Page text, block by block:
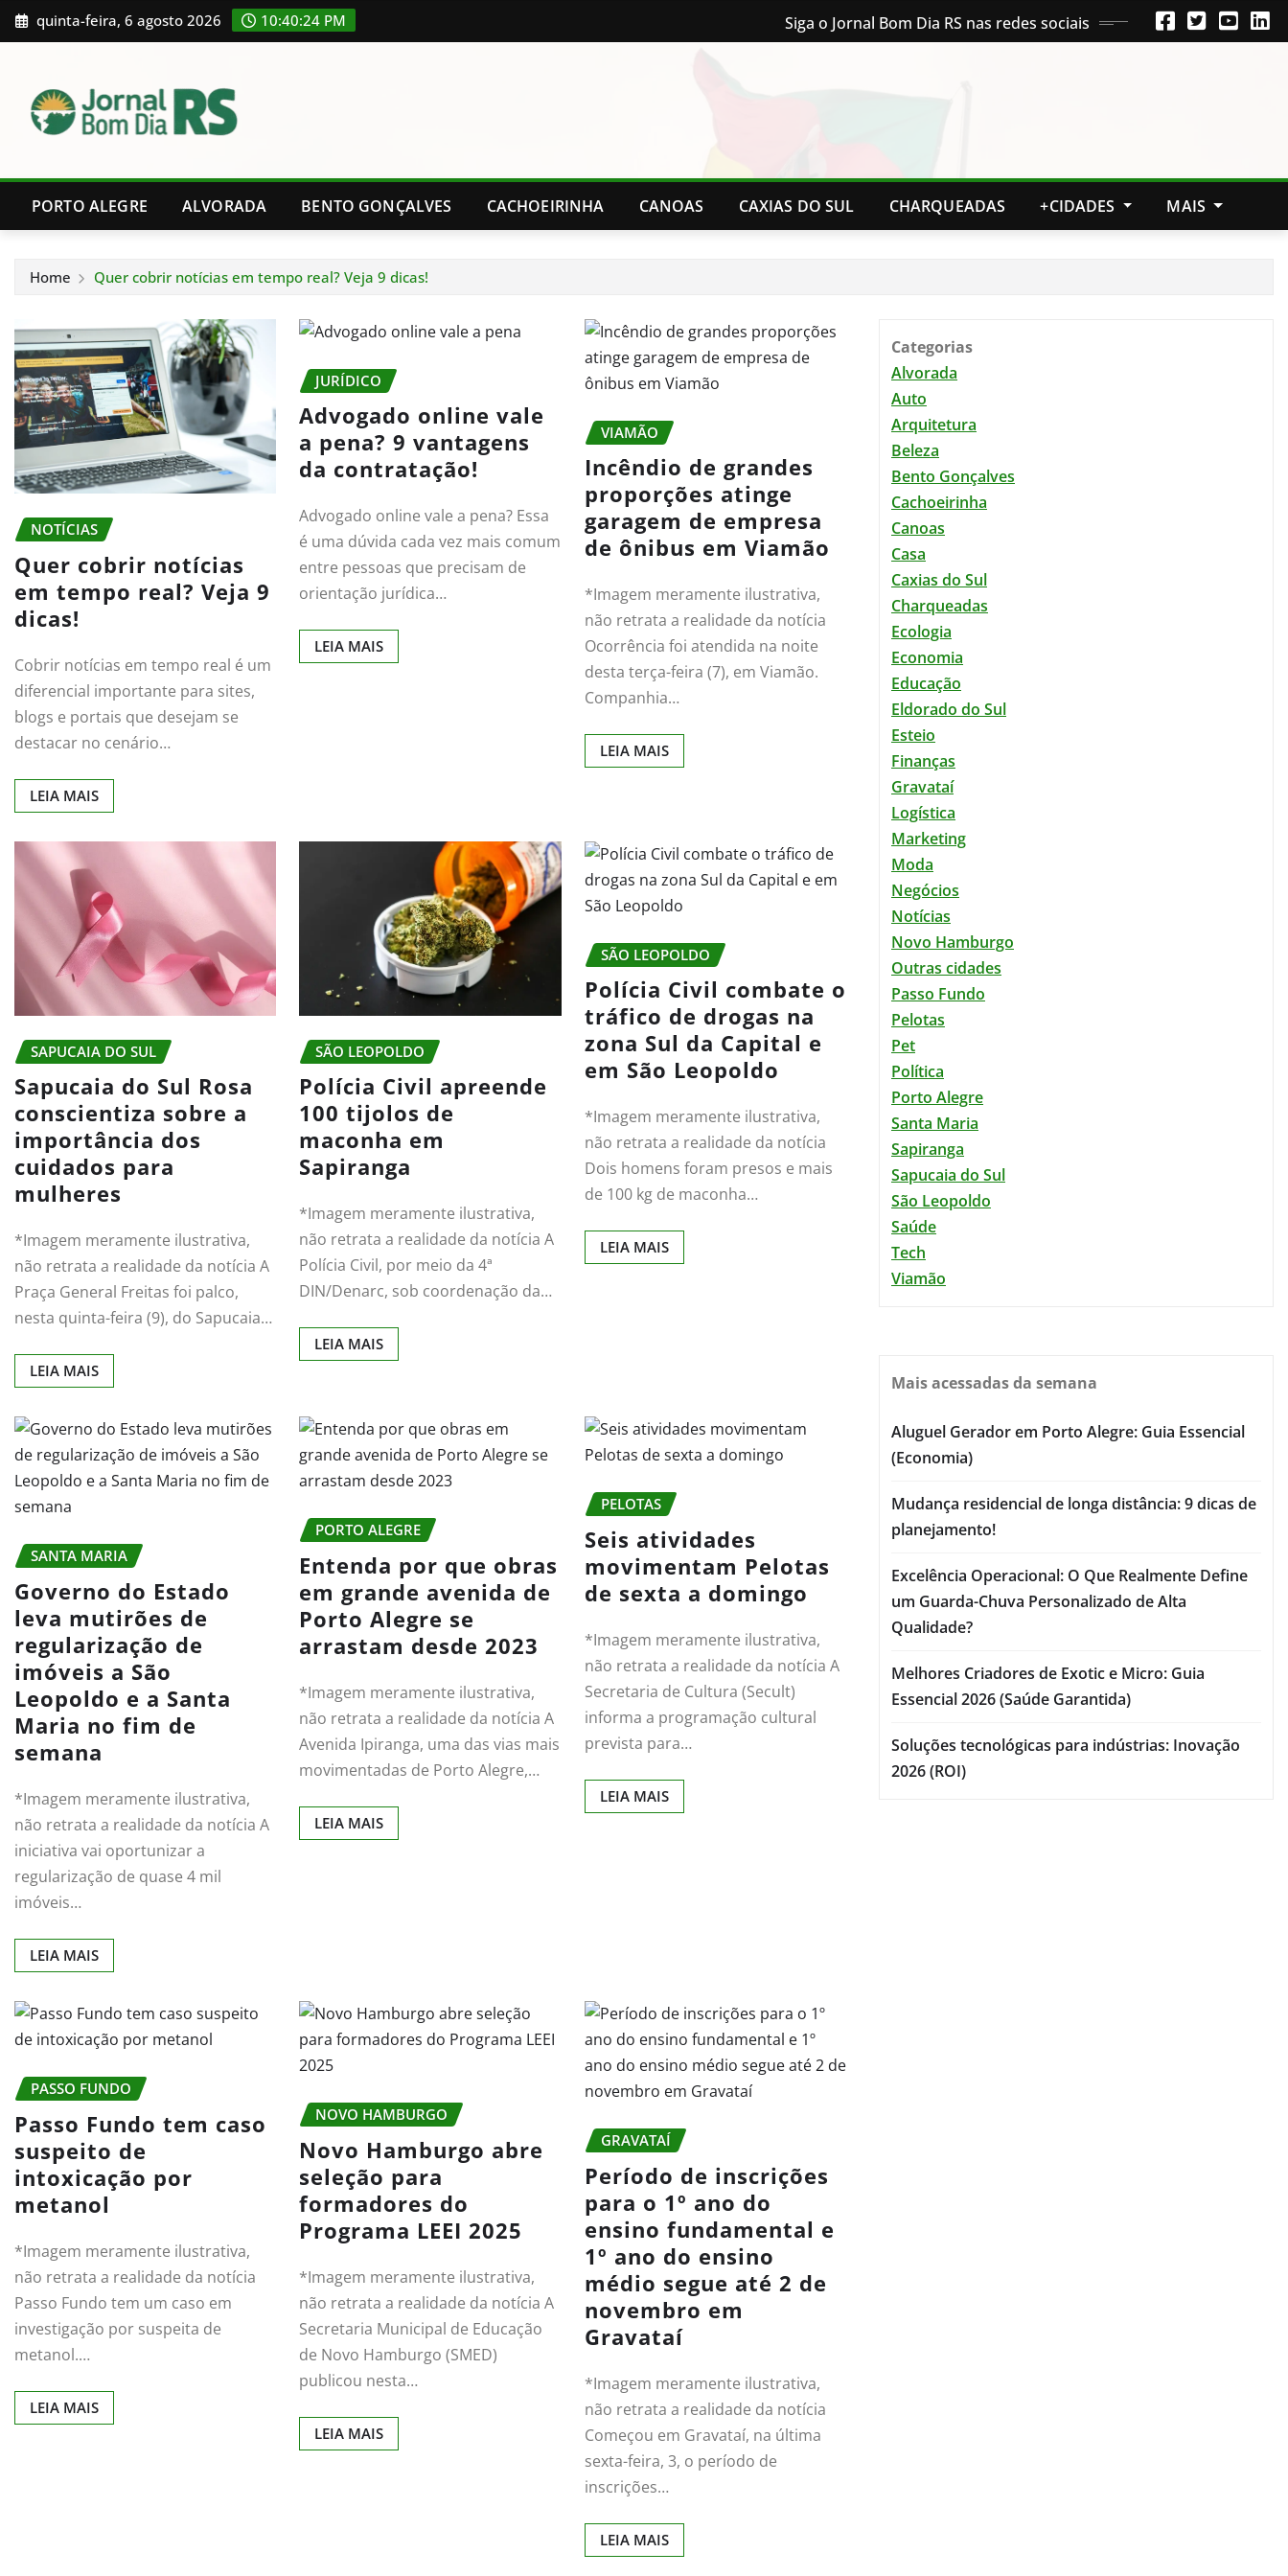
Skip
to
quinta-feira, 6 agosto 2026 10:40:25 PM Siga o Jornal Bom Dia RS nas redes sociais
PORTO ALEGRE ALVORADA BENTO GONÇALVES CACHOEIRINHA CANOAS CAXIAS DO SUL CHARQUEADAS +CIDADES MAIS
Home Quer cobrir notícias em tempo real? Veja 9 dicas!
NOTÍCIAS
Quer cobrir notícias
em tempo real? Veja 9
dicas!
Cobrir notícias em tempo real é um
diferencial importante para sites,
blogs e portais que desejam se
destacar no cenário…
LEIA MAIS
JURÍDICO
Advogado online vale
a pena? 9 vantagens
da contratação!
Advogado online vale a pena? Essa
é uma dúvida cada vez mais comum
entre pessoas que precisam de
orientação jurídica…
LEIA MAIS
VIAMÃO
Incêndio de grandes
proporções atinge
garagem de empresa
de ônibus em Viamão
*Imagem meramente ilustrativa,
não retrata a realidade da notícia
Ocorrência foi atendida na noite
desta terça-feira (7), em Viamão.
Companhia…
LEIA MAIS
SAPUCAIA DO SUL
Sapucaia do Sul Rosa
conscientiza sobre a
importância dos
cuidados para
mulheres
*Imagem meramente ilustrativa,
não retrata a realidade da notícia A
Praça General Freitas foi palco,
nesta quinta-feira (9), do Sapucaia…
LEIA MAIS
SÃO LEOPOLDO
Polícia Civil apreende
100 tijolos de
maconha em
Sapiranga
*Imagem meramente ilustrativa,
não retrata a realidade da notícia A
Polícia Civil, por meio da 4ª
DIN/Denarc, sob coordenação da…
LEIA MAIS
SÃO LEOPOLDO
Polícia Civil combate o
tráfico de drogas na
zona Sul da Capital e
em São Leopoldo
*Imagem meramente ilustrativa,
não retrata a realidade da notícia
Dois homens foram presos e mais
de 100 kg de maconha…
LEIA MAIS
SANTA MARIA
Governo do Estado
leva mutirões de
regularização de
imóveis a São
Leopoldo e a Santa
Maria no fim de
semana
*Imagem meramente ilustrativa,
não retrata a realidade da notícia A
iniciativa vai oportunizar a
regularização de quase 4 mil
imóveis…
LEIA MAIS
PORTO ALEGRE
Entenda por que obras
em grande avenida de
Porto Alegre se
arrastam desde 2023
*Imagem meramente ilustrativa,
não retrata a realidade da notícia A
Avenida Ipiranga, uma das vias mais
movimentadas de Porto Alegre,…
LEIA MAIS
PELOTAS
Seis atividades
movimentam Pelotas
de sexta a domingo
*Imagem meramente ilustrativa,
não retrata a realidade da notícia A
Secretaria de Cultura (Secult)
informa a programação cultural
prevista para…
LEIA MAIS
PASSO FUNDO
Passo Fundo tem caso
suspeito de
intoxicação por
metanol
*Imagem meramente ilustrativa,
não retrata a realidade da notícia
Passo Fundo tem um caso em
investigação por suspeita de
metanol.…
LEIA MAIS
NOVO HAMBURGO
Novo Hamburgo abre
seleção para
formadores do
Programa LEEI 2025
*Imagem meramente ilustrativa,
não retrata a realidade da notícia A
Secretaria Municipal de Educação
de Novo Hamburgo (SMED)
publicou nesta…
LEIA MAIS
GRAVATAÍ
Período de inscrições
para o 1º ano do
ensino fundamental e
1º ano do ensino
médio segue até 2 de
novembro em
Gravataí
*Imagem meramente ilustrativa,
não retrata a realidade da notícia
Começou em Gravataí, na última
sexta-feira, 3, o período de
inscrições…
LEIA MAIS
Categorias
Alvorada
Auto
Arquitetura
Beleza
Bento Gonçalves
Cachoeirinha
Canoas
Casa
Caxias do Sul
Charqueadas
Ecologia
Economia
Educação
Eldorado do Sul
Esteio
Finanças
Gravataí
Logística
Marketing
Moda
Negócios
Notícias
Novo Hamburgo
Outras cidades
Passo Fundo
Pelotas
Pet
Política
Porto Alegre
Santa Maria
Sapiranga
Sapucaia do Sul
São Leopoldo
Saúde
Tech
Viamão
Mais acessadas da semana
Aluguel Gerador em Porto Alegre: Guia Essencial
(Economia)
Mudança residencial de longa distância: 9 dicas de
planejamento!
Excelência Operacional: O Que Realmente Define
um Guarda-Chuva Personalizado de Alta
Qualidade?
Melhores Criadores de Exotic e Micro: Guia
Essencial 2026 (Saúde Garantida)
Soluções tecnológicas para indústrias: Inovação
2026 (ROI)